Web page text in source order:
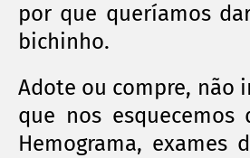
por que queríamos
bichinho.
Adote ou compre, não
que nos esquecemos
Hemograma, exames